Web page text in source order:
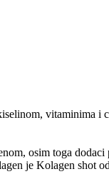
vitaminima i
osim toga
je Kolagen shot